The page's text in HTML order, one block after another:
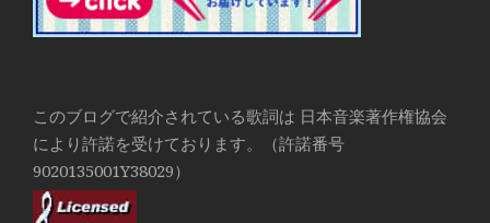
このブログで紹介されている歌詞は 日本音楽著作権協会
により許諾を受けております。（許諾番号
9020135001Y38029）